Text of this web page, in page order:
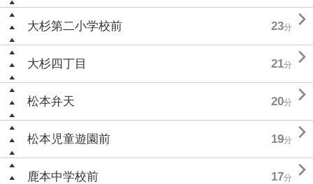
大杉第二小学校前 23分 
大杉四丁目 21分 
松本弁天 20分 
松本児童遊園前 19分 
鹿本中学校前 17分 